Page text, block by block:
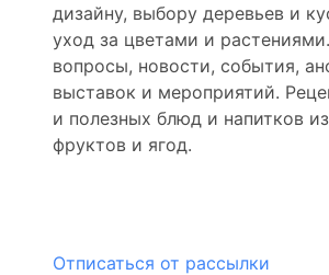
дизайну, выбору деревьев и
уход за цветами и
вопросы, новости, события,
выставок и мероприятий.
и полезных блюд и напитков
фруктов и ягод.
Отписаться от рассылки